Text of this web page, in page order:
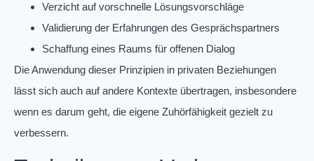
Verzicht auf vorschnelle Lösungsvorschläge
Validierung der Erfahrungen des Gesprächspartners
Schaffung eines Raums für offenen Dialog
Die Anwendung dieser Prinzipien in privaten Beziehungen
lässt sich auch auf andere Kontexte übertragen, insbesondere
wenn es darum geht, die eigene Zuhörfähigkeit gezielt zu
verbessern.